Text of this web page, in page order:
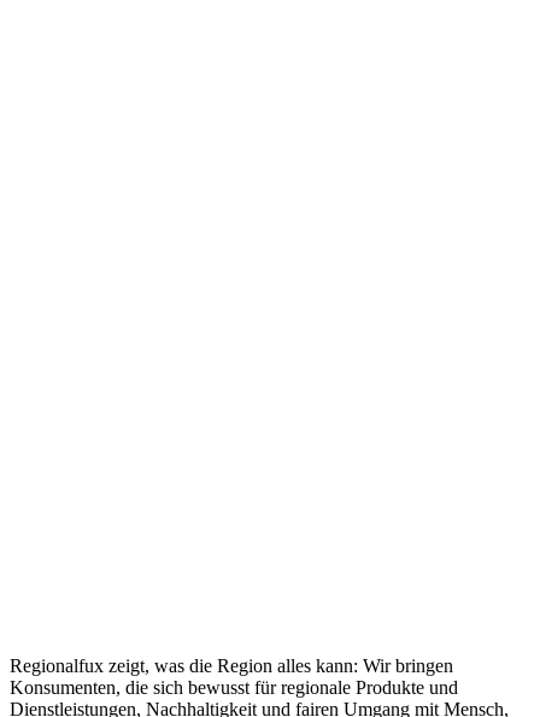
Regionalfux zeigt, was die Region alles kann: Wir bringen
Konsumenten, die sich bewusst für regionale Produkte und
Dienstleistungen, Nachhaltigkeit und fairen Umgang mit Mensch,